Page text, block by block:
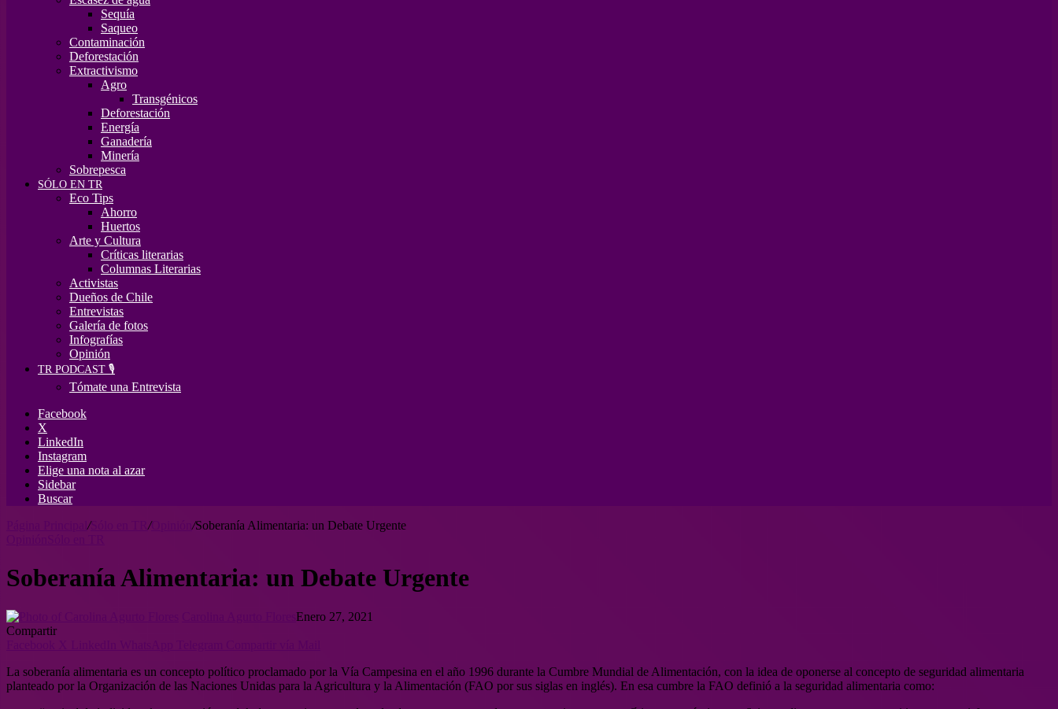
Sequía
Saqueo
Contaminación
Deforestación
Extractivismo
Agro
Transgénicos
Deforestación
Energía
Ganadería
Minería
Sobrepesca
SÓLO EN TR
Eco Tips
Ahorro
Huertos
Arte y Cultura
Críticas literarias
Columnas Literarias
Activistas
Dueños de Chile
Entrevistas
Galería de fotos
Infografías
Opinión
TR PODCAST 🎙️
Tómate una Entrevista
Facebook
X
LinkedIn
Instagram
Elige una nota al azar
Sidebar
Buscar
/Sólo en TR /Opinión /Soberanía Alimentaria: un Debate Urgente
Soberanía Alimentaria: un Debate Urgente
Enero 27, 2021
Compartir
La soberanía alimentaria es un concepto político proclamado por la Vía Campesina en el año 1996 durante la Cumbre Mundial de Alimentación, con la idea de oponerse al concepto de seguridad alimentaria
planteado por la Organización de las Naciones Unidas para la Agricultura y la Alimentación (FAO por sus siglas en inglés). En esa cumbre la FAO definió a la seguridad alimentaria como: